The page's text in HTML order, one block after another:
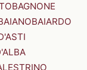
BAGNONE
BAIARDO